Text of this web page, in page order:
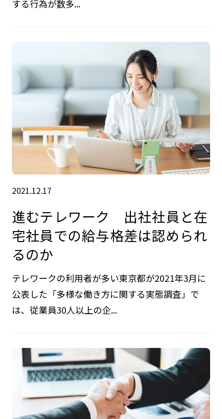
する行為が数多...
2021.12.17
進むテレワーク 出社社員と在
宅社員での給与格差は認められ
るのか
テレワークの利用者が多い東京都が2021年3月に
公表した「多様な働き方に関する実態調査」で
は、従業員30人以上の企...